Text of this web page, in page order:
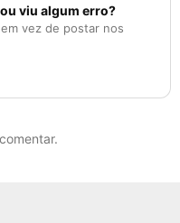
viu algum erro?
vez de postar nos